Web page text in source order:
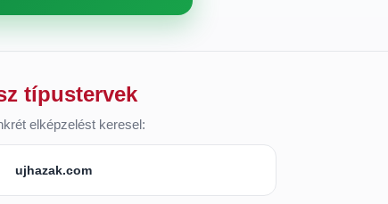
típustervek
elképzelést keresel:
ujhazak.com